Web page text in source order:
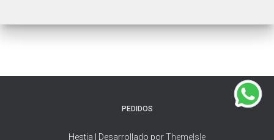
PEDIDOS
Hestia | Desarrollado porThemeIsle